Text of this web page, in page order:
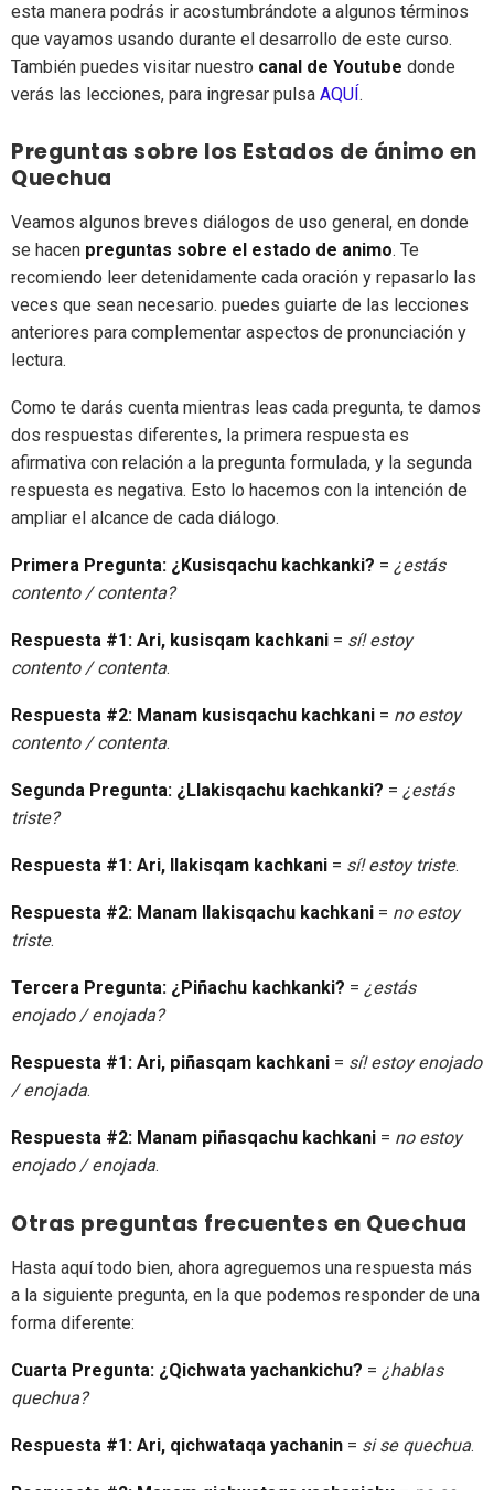
esta manera podrás ir acostumbrándote a algunos términos
que vayamos usando durante el desarrollo de este curso.
También puedes visitar nuestro canal de Youtube donde
verás las lecciones, para ingresar pulsa AQUÍ.
Preguntas sobre los Estados de ánimo en
Quechua
Veamos algunos breves diálogos de uso general, en donde
se hacen preguntas sobre el estado de animo. Te
recomiendo leer detenidamente cada oración y repasarlo las
veces que sean necesario. puedes guiarte de las lecciones
anteriores para complementar aspectos de pronunciación y
lectura.
Como te darás cuenta mientras leas cada pregunta, te damos
dos respuestas diferentes, la primera respuesta es
afirmativa con relación a la pregunta formulada, y la segunda
respuesta es negativa. Esto lo hacemos con la intención de
ampliar el alcance de cada diálogo.
Primera Pregunta: ¿Kusisqachu kachkanki? = ¿estás
contento / contenta?
Respuesta #1: Ari, kusisqam kachkani = sí! estoy
contento / contenta.
Respuesta #2: Manam kusisqachu kachkani = no estoy
contento / contenta.
Segunda Pregunta: ¿Llakisqachu kachkanki? = ¿estás
triste?
Respuesta #1: Ari, llakisqam kachkani = sí! estoy triste.
Respuesta #2: Manam llakisqachu kachkani = no estoy
triste.
Tercera Pregunta: ¿Piñachu kachkanki? = ¿estás
enojado / enojada?
Respuesta #1: Ari, piñasqam kachkani = sí! estoy enojado
/ enojada.
Respuesta #2: Manam piñasqachu kachkani = no estoy
enojado / enojada.
Otras preguntas frecuentes en Quechua
Hasta aquí todo bien, ahora agreguemos una respuesta más
a la siguiente pregunta, en la que podemos responder de una
forma diferente:
Cuarta Pregunta: ¿Qichwata yachankichu? = ¿hablas
quechua?
Respuesta #1: Ari, qichwataqa yachanin = si se quechua.